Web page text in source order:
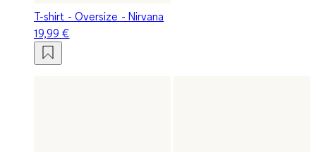
T-shirt - Oversize - Nirvana
19,99 €